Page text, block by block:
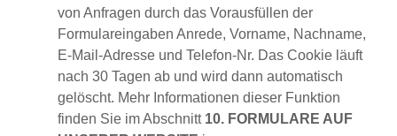
von Anfragen durch das Vorausfüllen der
Formulareingaben Anrede, Vorname, Nachname,
E-Mail-Adresse und Telefon-Nr. Das Cookie läuft
nach 30 Tagen ab und wird dann automatisch
gelöscht. Mehr Informationen dieser Funktion
finden Sie im Abschnitt 10. FORMULARE AUF